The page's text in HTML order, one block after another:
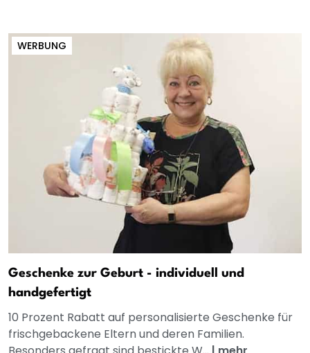
WERBUNG
Geschenke zur Geburt - individuell und
handgefertigt
10 Prozent Rabatt auf personalisierte Geschenke für
frischgebackene Eltern und deren Familien.